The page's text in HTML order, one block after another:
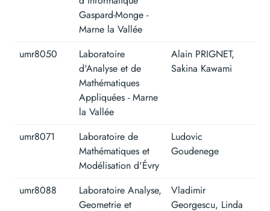
Gaspard-Monge -
Marne la Vallée
umr8050
Laboratoire
d'Analyse et de
Mathématiques
Appliquées - Marne
la Vallée
Alain PRIGNET,
Sakina Kawami
umr8071
Laboratoire de
Mathématiques et
Modélisation d'Évry
Ludovic
Goudenege
umr8088
Laboratoire Analyse,
Geometrie et
Vladimir
Georgescu, Linda